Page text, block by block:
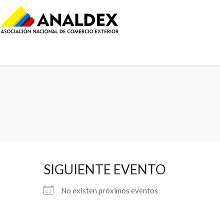
SIGUIENTE EVENTO
No existen próximos eventos